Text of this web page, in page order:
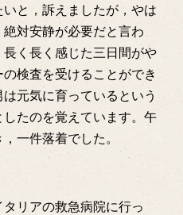
と，訴えましたが，やは
対安静が必要だと言わ
く長く感じた三日間がや
検査を受けることができ
元気に育っているという
たのを覚えています。午
一件落着でした。
リアの救急病院に行っ